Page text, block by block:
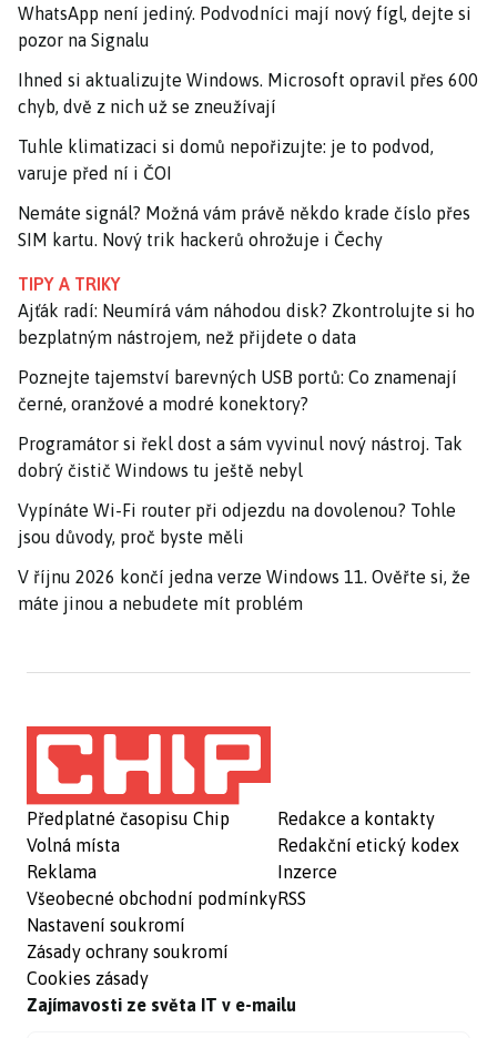
WhatsApp není jediný. Podvodníci mají nový fígl, dejte si
pozor na Signalu
Ihned si aktualizujte Windows. Microsoft opravil přes 600
chyb, dvě z nich už se zneužívají
Tuhle klimatizaci si domů nepořizujte: je to podvod,
varuje před ní i ČOI
Nemáte signál? Možná vám právě někdo krade číslo přes
SIM kartu. Nový trik hackerů ohrožuje i Čechy
TIPY A TRIKY
Ajťák radí: Neumírá vám náhodou disk? Zkontrolujte si ho
bezplatným nástrojem, než přijdete o data
Poznejte tajemství barevných USB portů: Co znamenají
černé, oranžové a modré konektory?
Programátor si řekl dost a sám vyvinul nový nástroj. Tak
dobrý čistič Windows tu ještě nebyl
Vypínáte Wi-Fi router při odjezdu na dovolenou? Tohle
jsou důvody, proč byste měli
V říjnu 2026 končí jedna verze Windows 11. Ověřte si, že
máte jinou a nebudete mít problém
Předplatné časopisu Chip
Volná místa
Reklama
Všeobecné obchodní podmínky
Nastavení soukromí
Zásady ochrany soukromí
Cookies zásady
Redakce a kontakty
Redakční etický kodex
Inzerce
RSS
Zajímavosti ze světa IT v e-mailu